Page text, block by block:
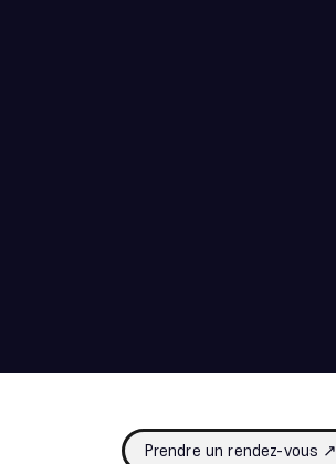
Prendre un rendez-vous ↗